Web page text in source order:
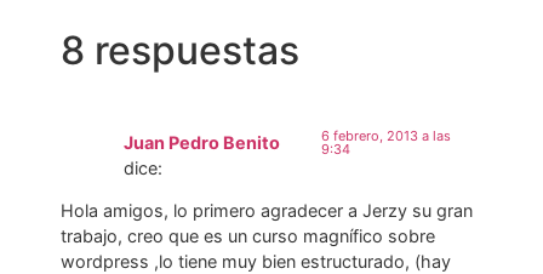
8 respuestas
Juan Pedro Benito
dice:
6 febrero, 2013 a las
9:34
Hola amigos, lo primero agradecer a Jerzy su gran
trabajo, creo que es un curso magnífico sobre
wordpress ,lo tiene muy bien estructurado, (hay